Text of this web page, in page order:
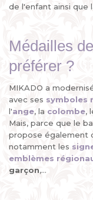
de l'enfant ainsi que
Médailles
préférer ?
MIKADO a
avec ses symboles
l'ange, la colombe,
Mais, parce que le
propose également
notamment les
emblèmes
garçon,...